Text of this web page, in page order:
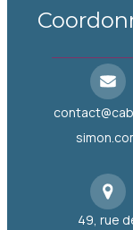
49, rue